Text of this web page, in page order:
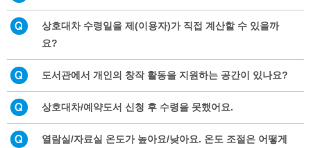
상호대차 수령일을 제(이용자)가 직접 계산할 수 있을까
요?
도서관에서 개인의 창작 활동을 지원하는 공간이 있나요?
상호대차/예약도서 신청 후 수령을 못했어요.
열람실/자료실 온도가 높아요/낮아요. 온도 조절은 어떻게